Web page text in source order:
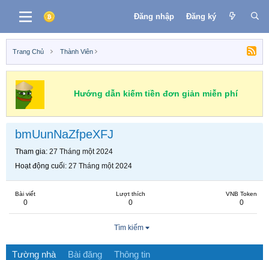
Đăng nhập Đăng ký
Trang Chủ Thành Viên
Hướng dẫn kiếm tiền đơn giản miễn phí
bmUunNaZfpeXFJ
Tham gia 27 Tháng một 2024
Hoạt động cuối 27 Tháng một 2024
Bài viết
0
Lượt thích
0
VNB Token
0
Tìm kiếm
Tường nhà Bài đăng Thông tin